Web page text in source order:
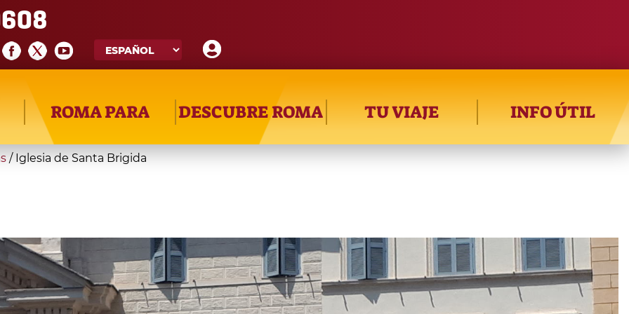
ROMA PARA DESCUBRE ROMA TU VIAJE INFO ÚTIL
/ Iglesia de Santa Brigida